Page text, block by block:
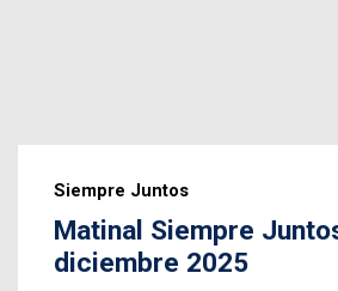
Siempre Juntos
Matinal Siempre
diciembre 2025